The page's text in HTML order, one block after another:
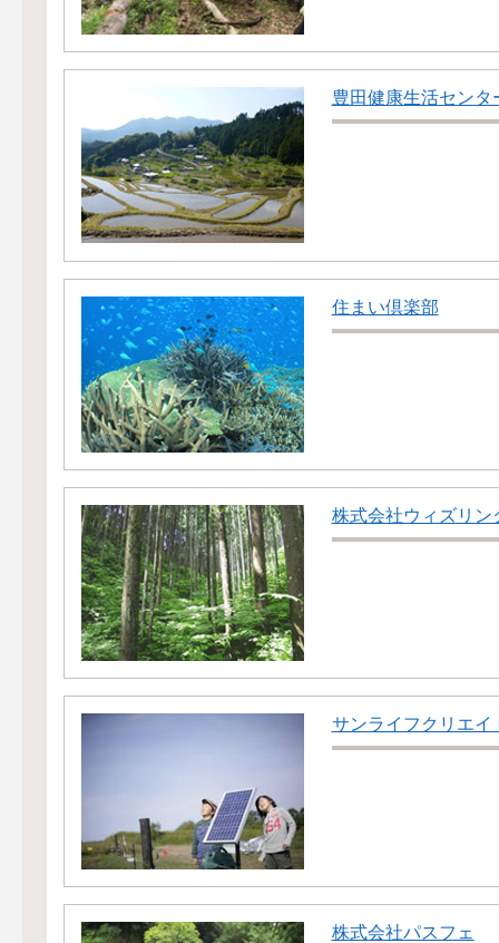
豊田健康生活センタ
住まい倶楽部
株式会社ウィズリン
サンライフクリエイ
株式会社パスフェ